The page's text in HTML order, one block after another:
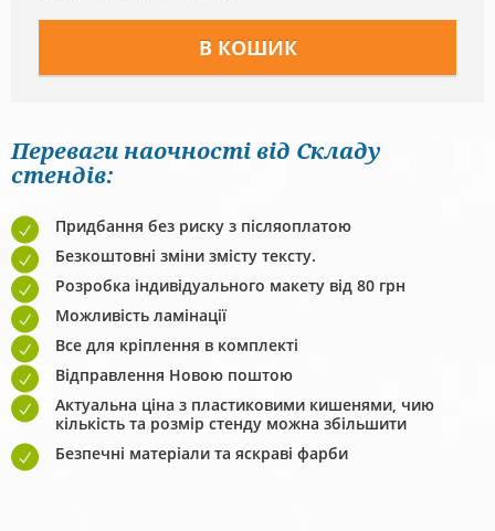
Переваги наочності від Складу
стендів:
Придбання без риску з післяоплатою
Безкоштовні зміни змісту тексту.
Розробка індивідуального макету від 80 грн
Можливість ламінації
Все для кріплення в комплекті
Відправлення Новою поштою
Актуальна ціна з пластиковими кишенями, чию
кількість та розмір стенду можна збільшити
Безпечні матеріали та яскраві фарби